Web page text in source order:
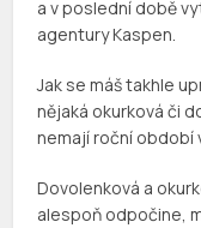
a v poslední době
agentury Kaspen.
Jak se máš takhle
nějaká okurková či
nemají roční období
Dovolenková a
alespoň odpočine,